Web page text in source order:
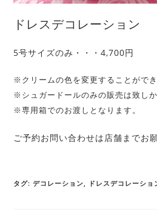
ドレスデコレーション
5号サイズのみ・・・4,700円
※クリームの色を変更することができ
※シュガードールのみの販売は致しか
※専用箱でのお渡しとなります。
ご予約お問い合わせは店舗までお
タグ:デコレーション ドレスデコレーショ